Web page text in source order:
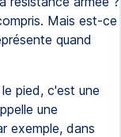
Mais est-ce
quand
pied, c'est une
une
exemple, dans